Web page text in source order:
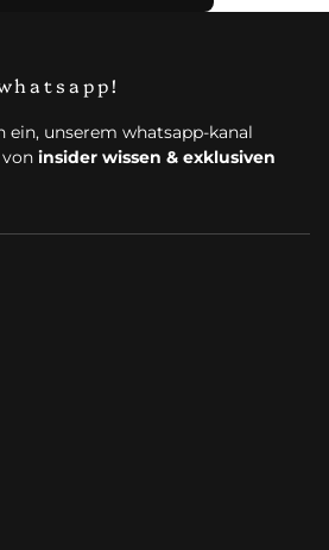
ein, unserem whatsapp-kanal
insider wissen & exklusiven